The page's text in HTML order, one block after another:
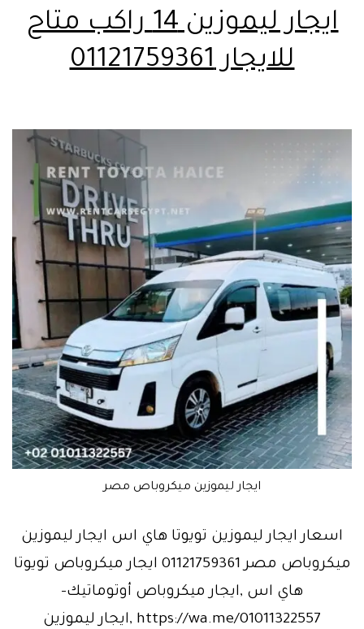
ايجار ليموزين 14 راكب متاح
للايجار 01121759361
ايجار ليموزين ميكروباص مصر
اسعار ايجار ليموزين تويوتا هاي اس ايجار ليموزين
ميكروباص مصر 01121759361 ايجار ميكروباص تويوتا
هاي اس ,ايجار ميكروباص أوتوماتيك-
https://wa.me/01011322557 ,ايجار ليموزين